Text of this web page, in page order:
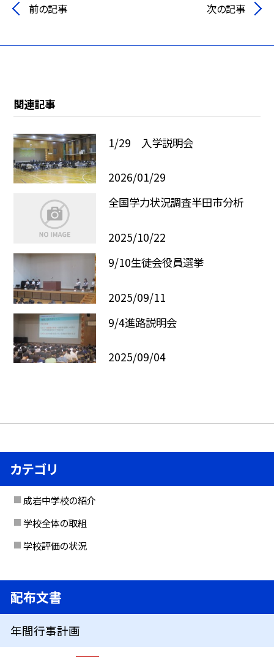
前の記事 次の記事
関連記事
1/29 入学説明会
2026/01/29
全国学力状況調査半田市分析
2025/10/22
9/10生徒会役員選挙
2025/09/11
9/4進路説明会
2025/09/04
カテゴリ
成岩中学校の紹介
学校全体の取組
学校評価の状況
配布文書
年間行事計画